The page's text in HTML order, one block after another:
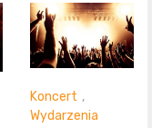
Koncert ,
Wydarzenia